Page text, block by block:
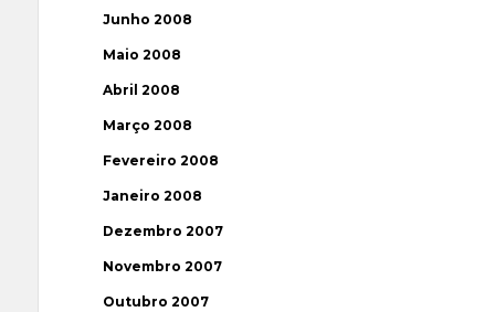
Junho 2008
Maio 2008
Abril 2008
Março 2008
Fevereiro 2008
Janeiro 2008
Dezembro 2007
Novembro 2007
Outubro 2007